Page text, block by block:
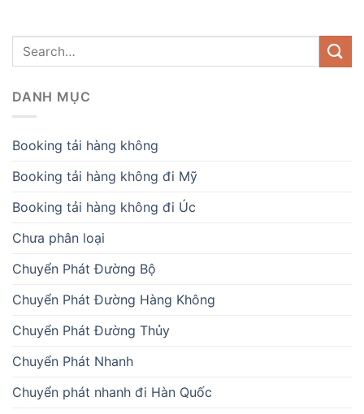
DANH MỤC
Booking tải hàng không
Booking tải hàng không đi Mỹ
Booking tải hàng không đi Úc
Chưa phân loại
Chuyển Phát Đường Bộ
Chuyển Phát Đường Hàng Không
Chuyển Phát Đường Thủy
Chuyển Phát Nhanh
Chuyển phát nhanh đi Hàn Quốc